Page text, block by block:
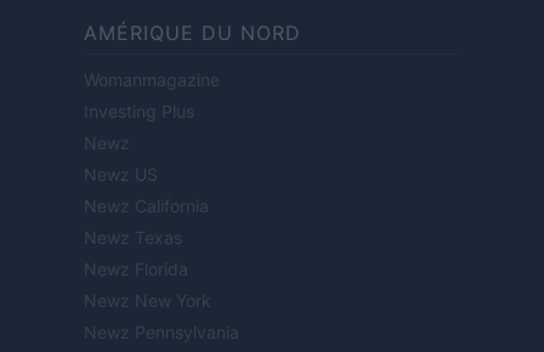
AMÉRIQUE DU NORD
Womanmagazine
Investing Plus
Newz
Newz US
Newz California
Newz Texas
Newz Florida
Newz New York
Newz Pennsylvania